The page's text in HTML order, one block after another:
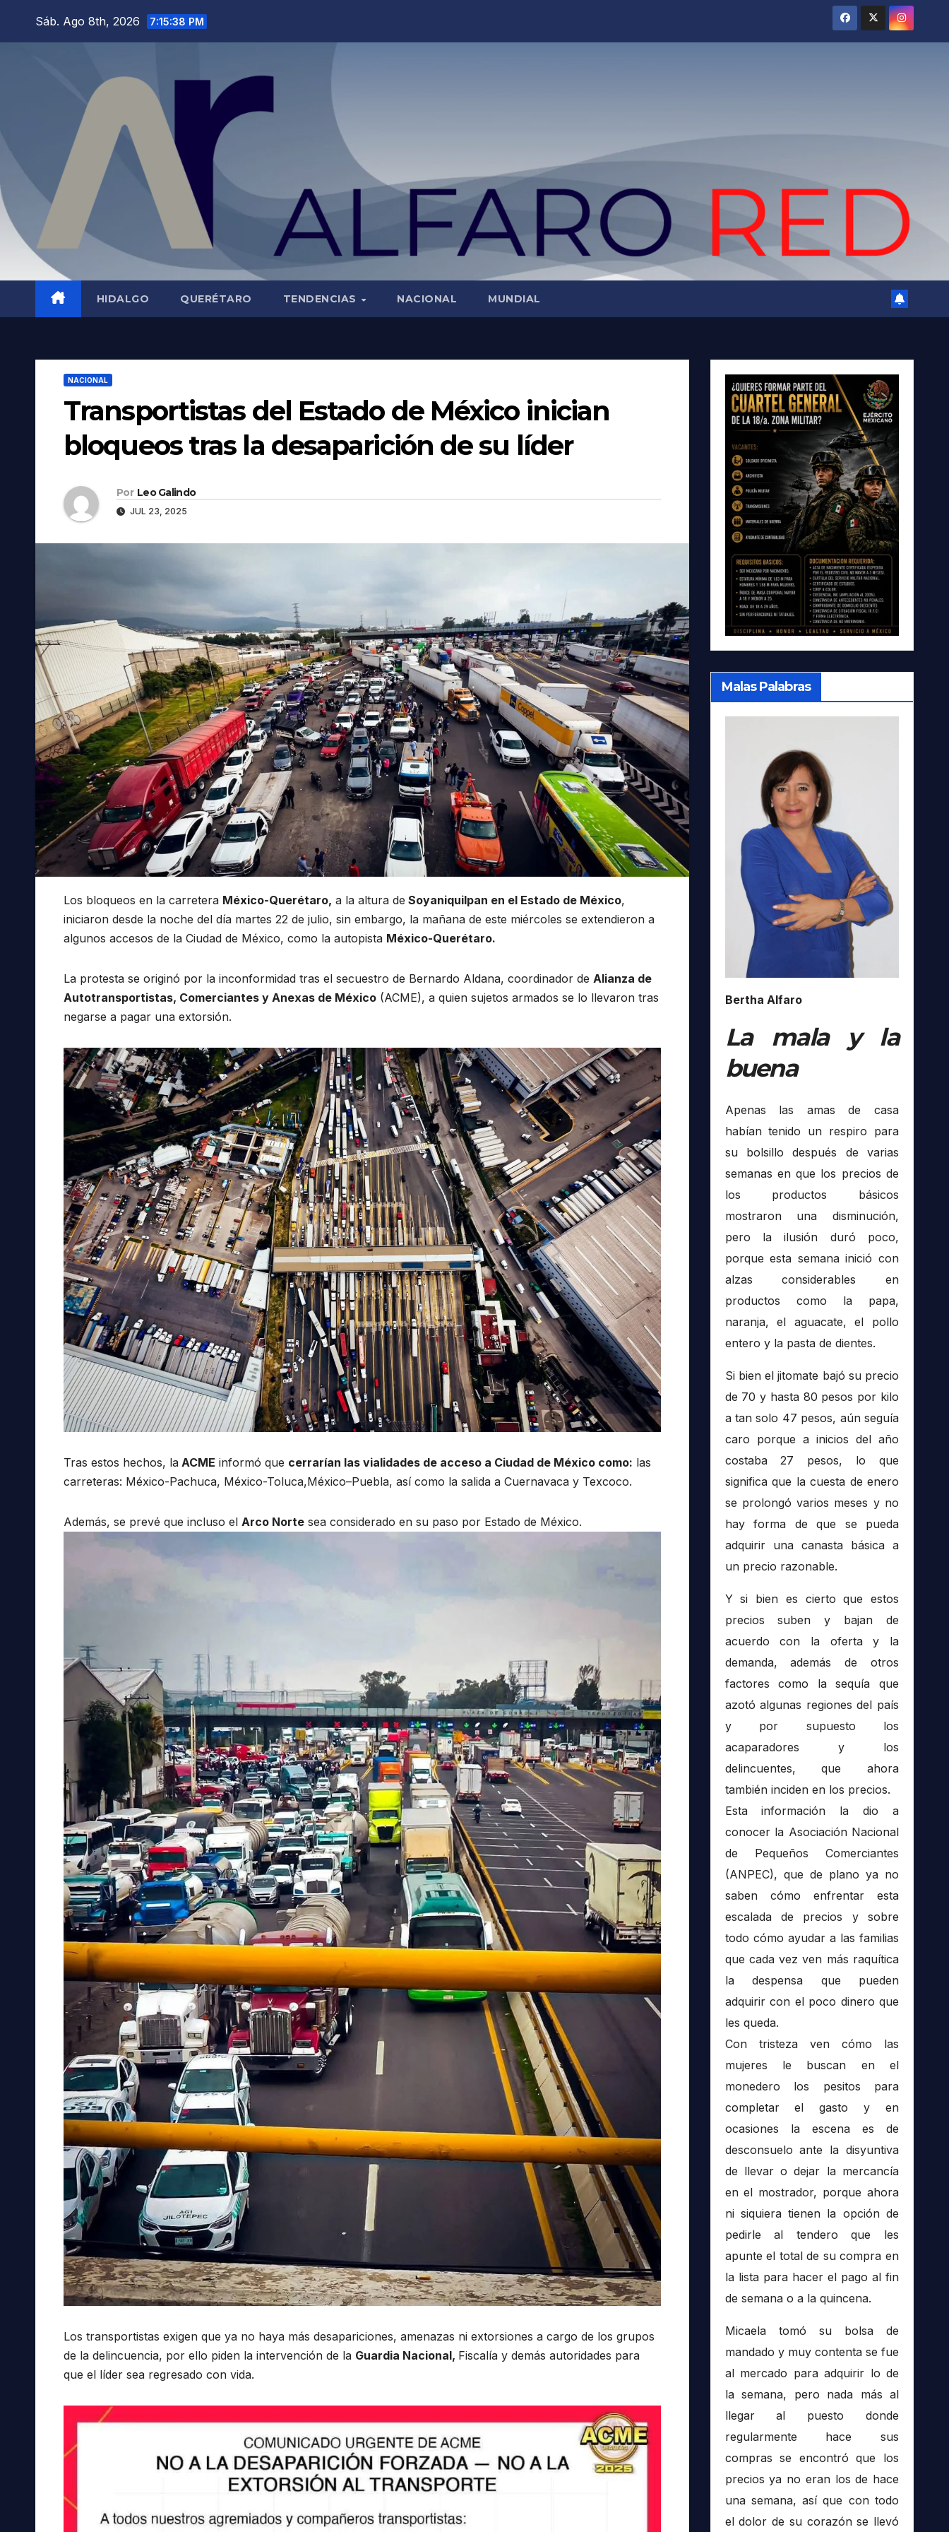
Sáb. Ago 8th, 2026 7:15:40 PM
HIDALGO QUERÉTARO TENDENCIAS NACIONAL MUNDIAL
NACIONAL
Transportistas del Estado de México inician
bloqueos tras la desaparición de su líder
Por Leo Galindo
JUL 23, 2025
Los bloqueos en la carretera México-Querétaro, a la altura de Soyaniquilpan en el Estado de México,
iniciaron desde la noche del día martes 22 de julio, sin embargo, la mañana de este miércoles se extendieron a
algunos accesos de la Ciudad de México, como la autopista México-Querétaro.
La protesta se originó por la inconformidad tras el secuestro de Bernardo Aldana, coordinador de Alianza de
Autotransportistas, Comerciantes y Anexas de México (ACME), a quien sujetos armados se lo llevaron tras
negarse a pagar una extorsión.
Tras estos hechos, la ACME informó que cerrarían las vialidades de acceso a Ciudad de México como: las
carreteras: México-Pachuca, México-Toluca,México–Puebla, así como la salida a Cuernavaca y Texcoco.
Además, se prevé que incluso el Arco Norte sea considerado en su paso por Estado de México.
Los transportistas exigen que ya no haya más desapariciones, amenazas ni extorsiones a cargo de los grupos
de la delincuencia, por ello piden la intervención de la Guardia Nacional, Fiscalía y demás autoridades para
que el líder sea regresado con vida.
Malas Palabras
Bertha Alfaro
La mala y la
buena
Apenas las amas de casa
habían tenido un respiro para
su bolsillo después de varias
semanas en que los precios de
los productos básicos
mostraron una disminución,
pero la ilusión duró poco,
porque esta semana inició con
alzas considerables en
productos como la papa,
naranja, el aguacate, el pollo
entero y la pasta de dientes.
Si bien el jitomate bajó su precio
de 70 y hasta 80 pesos por kilo
a tan solo 47 pesos, aún seguía
caro porque a inicios del año
costaba 27 pesos, lo que
significa que la cuesta de enero
se prolongó varios meses y no
hay forma de que se pueda
adquirir una canasta básica a
un precio razonable.
Y si bien es cierto que estos
precios suben y bajan de
acuerdo con la oferta y la
demanda, además de otros
factores como la sequía que
azotó algunas regiones del país
y por supuesto los
acaparadores y los
delincuentes, que ahora
también inciden en los precios.
Esta información la dio a
conocer la Asociación Nacional
de Pequeños Comerciantes
(ANPEC), que de plano ya no
saben cómo enfrentar esta
escalada de precios y sobre
todo cómo ayudar a las familias
que cada vez ven más raquítica
la despensa que pueden
adquirir con el poco dinero que
les queda.
Con tristeza ven cómo las
mujeres le buscan en el
monedero los pesitos para
completar el gasto y en
ocasiones la escena es de
desconsuelo ante la disyuntiva
de llevar o dejar la mercancía
en el mostrador, porque ahora
ni siquiera tienen la opción de
pedirle al tendero que les
apunte el total de su compra en
la lista para hacer el pago al fin
de semana o a la quincena.
Micaela tomó su bolsa de
mandado y muy contenta se fue
al mercado para adquirir lo de
la semana, pero nada más al
llegar al puesto donde
regularmente hace sus
compras se encontró que los
precios ya no eran los de hace
una semana, así que con todo
el dolor de su corazón se llevó